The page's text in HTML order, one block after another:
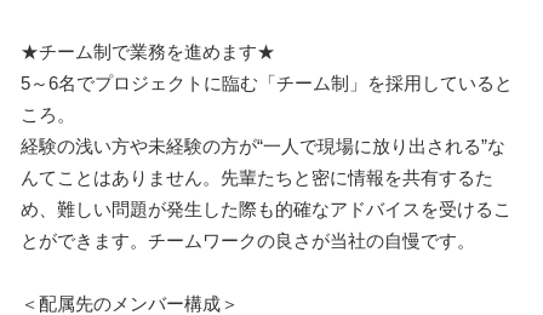
★チーム制で業務を進めます★
5～6名でプロジェクトに臨む「チーム制」を採用していると
ころ。
経験の浅い方や未経験の方が“一人で現場に放り出される”な
んてことはありません。先輩たちと密に情報を共有するた
め、難しい問題が発生した際も的確なアドバイスを受けるこ
とができます。チームワークの良さが当社の自慢です。
＜配属先のメンバー構成＞